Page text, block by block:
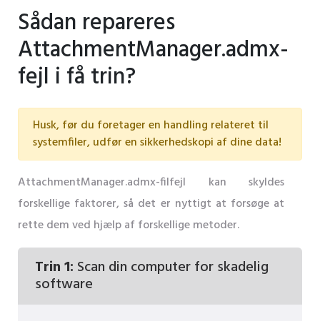
Sådan repareres
AttachmentManager.admx-
fejl i få trin?
Husk, før du foretager en handling relateret til
systemfiler, udfør en sikkerhedskopi af dine data!
AttachmentManager.admx-filfejl kan skyldes
forskellige faktorer, så det er nyttigt at forsøge at
rette dem ved hjælp af forskellige metoder.
Trin 1: Scan din computer for skadelig
software